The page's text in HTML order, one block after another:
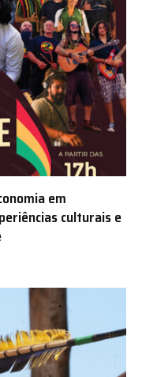
em
culturais e